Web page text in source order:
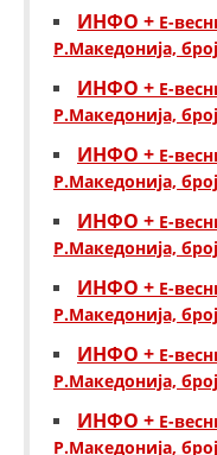
ИНФО + Е-
Р.Македонија,
ИНФО + Е-
Р.Македонија,
ИНФО + Е-
Р.Македонија,
ИНФО + Е-
Р.Македонија,
ИНФО + Е-
Р.Македонија,
ИНФО + Е-
Р.Македонија,
ИНФО + Е-
Р.Македонија,